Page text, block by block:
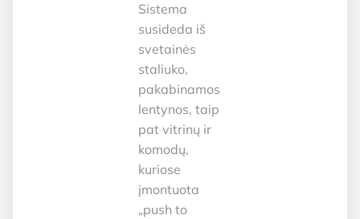
Sistema
susideda iš
svetainės
staliuko,
pakabinamos
lentynos, taip
pat vitrinų ir
komodų,
kuriose
įmontuota
„push to